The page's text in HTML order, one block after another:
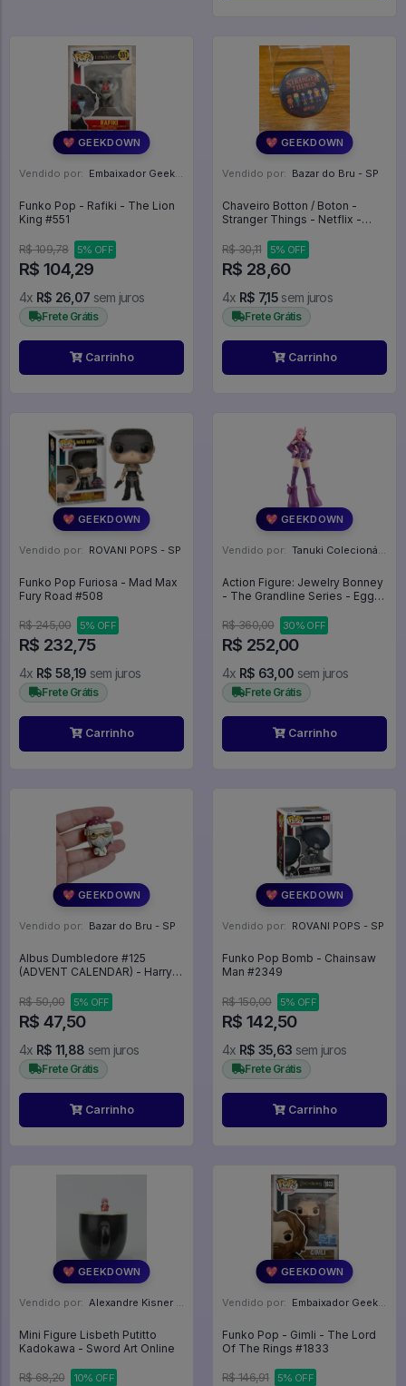
💖 GEEKDOWN
Vendido por: Embaixador Geek - SP
Funko Pop - Rafiki - The Lion
King #551
R$ 109,78 5% OFF
R$ 104,29
4x R$ 26,07 sem juros
Frete Grátis
Carrinho
💖 GEEKDOWN
Vendido por: Bazar do Bru - SP
Chaveiro Botton / Boton -
Stranger Things - Netflix -
R$ 30,11
5% OFF
R$ 28,60
4x R$ 7,15 sem juros
Frete Grátis
Carrinho
💖 GEEKDOWN
Vendido por: ROVANI POPS - SP
Funko Pop Furiosa - Mad Max
Fury Road #508
R$ 245,00 5% OFF
R$ 232,75
4x R$ 58,19 sem juros
Frete Grátis
Carrinho
💖 GEEKDOWN
Vendido por: Tanuki Colecionáveis - SP
Action Figure: Jewelry Bonney
- The Grandline Series - Egg
R$ 360,00
30% OFF
R$ 252,00
4x R$ 63,00 sem juros
Frete Grátis
Carrinho
💖 GEEKDOWN
Vendido por: Bazar do Bru - SP
Albus Dumbledore #125
(ADVENT CALENDAR) - Harry
R$ 50,00
5% OFF
R$ 47,50
4x R$ 11,88 sem juros
Frete Grátis
Carrinho
💖 GEEKDOWN
Vendido por: ROVANI POPS - SP
Funko Pop Bomb - Chainsaw
Man #2349
R$ 150,00 5% OFF
R$ 142,50
4x R$ 35,63 sem juros
Frete Grátis
Carrinho
💖 GEEKDOWN
Vendido por: Alexandre Kisner - PR
Mini Figure Lisbeth Putitto
Kadokawa - Sword Art Online
R$ 68,20 10% OFF
💖 GEEKDOWN
Vendido por: Embaixador Geek - SP
Funko Pop - Gimli - The Lord
Of The Rings #1833
R$ 146,91 5% OFF